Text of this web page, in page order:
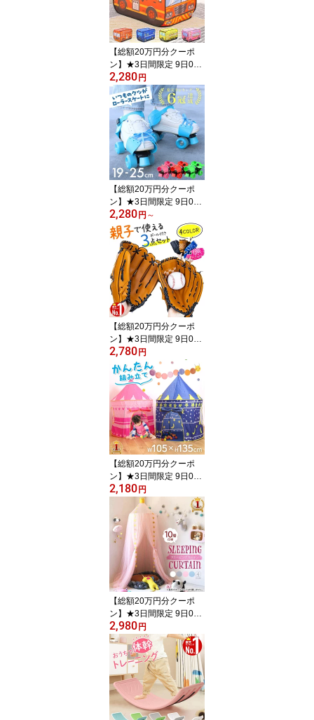
ドシート ベビーカー 子
ども 子供 車 後部 座席 ギ
フト ドライブ 2歳 3歳 4
歳 エンジン 玩具 知育玩
具 室内
【総額20万円分クーポ
ン】★3日間限定 9日0時
～ キッズテント 折りた
たみ 子供用テント おし
ゃれ ポップアップ キッ
ズ 女の子 折りたたみ式
キッズ テント ハウス コ
ンパクト ベビー 小学生
プレゼント 男の子 秘密
基地 キッズテント室内
ハウス 消防車 パトカー
バス アイス
2,280円
【総額20万円分クーポ
ン】★3日間限定 9日0時
～ ≪6冠達成≫ ローラー
スケート サイズ調整 子
供 ローラーシューズ 大
人 靴 くつ スニーカー ロ
ーラー シューズ 男の子
女の子 子ども こども 4輪
着脱 サイズ 調節 可能 小
学生 ジュニア ブルー ピ
ンク レッド グリーン 孫
メ
2,280円 ～
【総額20万円分クーポ
ン】★3日間限定 9日0時
～ 【3点セット】 グロー
ブ セット 野球 親子 グロ
ーブセット キャッチボー
ルセット 野球グローブ
セット 少年 子 キッズ 子
供用 大人用 ボール付き
キャッチボール ジュニア
用 成人用 野球ボールセ
ット 低学年 ソフトボー
ル練習
2,780円
【総額20万円分クーポ
ン】★3日間限定 9日0時
～ 【 楽天1位 】 キッズ
テント 折りたたみ おし
ゃれ ポップアップ キッ
ズ 女の子 折りたたみ式
キッズ テント ハウス コ
ンパクト 秘密基地 お城
テントハウス ハウステン
ト キッズハウス ブルー
ピンク かわいい 屋内 室
内 ボー
2,180円
【総額20万円分クーポ
ン】★3日間限定 9日0時
～ 天蓋カーテン 天蓋 ベ
ッド スリーピングカーテ
ン カーテン モスキート
ネット 蚊帳 かや 防蚊 防
虫 お姫様 姫系 ベッドル
ーム 子供部屋 吊り下げ
おしゃれ インテリア 子
供 簡単 遮光 通気性 ピン
2,980円